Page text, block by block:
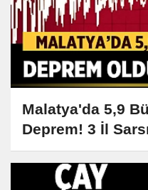
Malatya'da 5,9
Deprem! 3 İl